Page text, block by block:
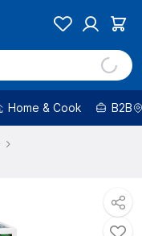
Home & Cook B2B